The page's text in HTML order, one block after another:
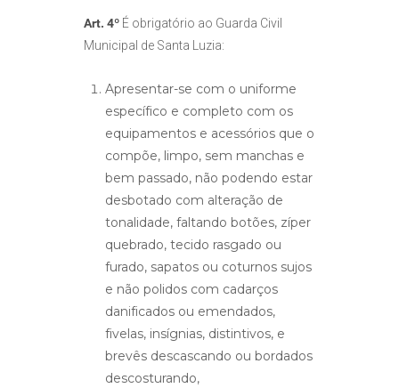
Art. 4º É obrigatório ao Guarda Civil
Municipal de Santa Luzia:
Apresentar-se com o uniforme
específico e completo com os
equipamentos e acessórios que o
compõe, limpo, sem manchas e
bem passado, não podendo estar
desbotado com alteração de
tonalidade, faltando botões, zíper
quebrado, tecido rasgado ou
furado, sapatos ou coturnos sujos
e não polidos com cadarços
danificados ou emendados,
fivelas, insígnias, distintivos, e
brevês descascando ou bordados
descosturando,